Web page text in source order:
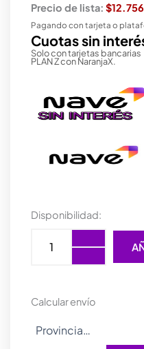
Precio de lista: $12.756
Pagando con tarjeta o
Cuotas sin
Solo con tarjetas bancarias
PLAN Z con NaranjaX.
Disponibilidad:
MOUSE
GENIUS
cantidad
Calcular envío